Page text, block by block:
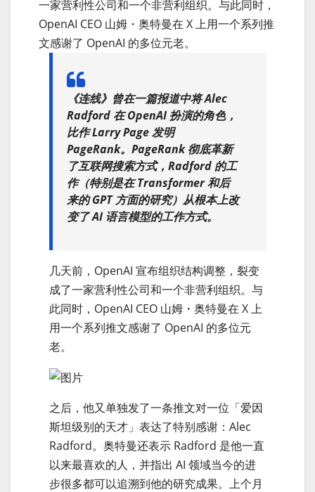
一家营利性公司和一个非营利组织。与此同时，
OpenAI CEO 山姆・奥特曼在 X 上用一个系列推
文感谢了 OpenAI 的多位元老。
《连线》曾在一篇报道中将 Alec
Radford 在 OpenAI 扮演的角色，
比作 Larry Page 发明
PageRank。PageRank 彻底革新
了互联网搜索方式，Radford 的工
作（特别是在 Transformer 和后
来的 GPT 方面的研究）从根本上改
变了 AI 语言模型的工作方式。
几天前，OpenAI 宣布组织结构调整，裂变
成了一家营利性公司和一个非营利组织。与
此同时，OpenAI CEO 山姆・奥特曼在 X 上
用一个系列推文感谢了 OpenAI 的多位元
老。
之后，他又单独发了一条推文对一位「爱因
斯坦级别的天才」表达了特别感谢：Alec
Radford。奥特曼还表示 Radford 是他一直
以来最喜欢的人，并指出 AI 领域当今的进
步很多都可以追溯到他的研究成果。上个月